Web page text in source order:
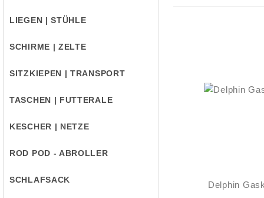
LIEGEN | STÜHLE
SCHIRME | ZELTE
SITZKIEPEN | TRANSPORT
TASCHEN | FUTTERALE
KESCHER | NETZE
ROD POD - ABROLLER
SCHLAFSACK Delphin